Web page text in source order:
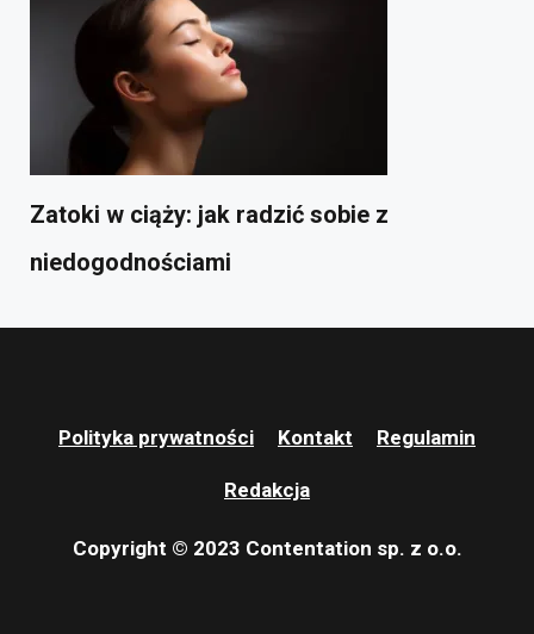
Zatoki w ciąży: jak radzić sobie z
niedogodnościami
Polityka prywatności Kontakt Regulamin
Redakcja
Copyright © 2023 Contentation sp. z o.o.